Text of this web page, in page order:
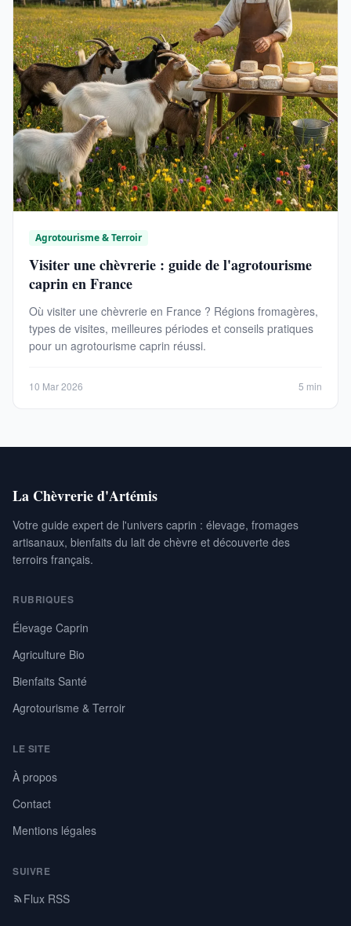
Agrotourisme & Terroir
Visiter une chèvrerie : guide de l'agrotourisme
caprin en France
Où visiter une chèvrerie en France ? Régions fromagères,
types de visites, meilleures périodes et conseils pratiques
pour un agrotourisme caprin réussi.
10 Mar 2026 5 min
La Chèvrerie d'Artémis
Votre guide expert de l'univers caprin : élevage, fromages
artisanaux, bienfaits du lait de chèvre et découverte des
terroirs français.
RUBRIQUES
Élevage Caprin
Agriculture Bio
Bienfaits Santé
Agrotourisme & Terroir
LE SITE
À propos
Contact
Mentions légales
SUIVRE
Flux RSS